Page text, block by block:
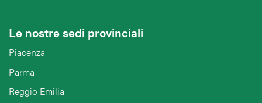
Le nostre sedi provinciali
Piacenza
Parma
Reggio Emilia